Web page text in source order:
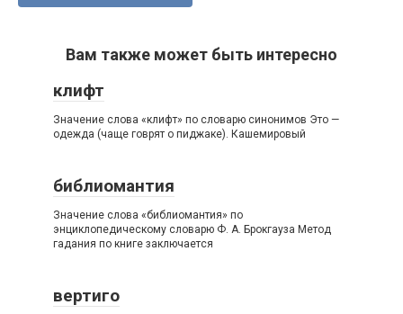
Вам также может быть интересно
клифт
Значение слова «клифт» по словарю синонимов Это —
одежда (чаще говрят о пиджаке). Кашемировый
библиомантия
Значение слова «библиомантия» по
энциклопедическому словарю Ф. А. Брокгауза Метод
гадания по книге заключается
вертиго